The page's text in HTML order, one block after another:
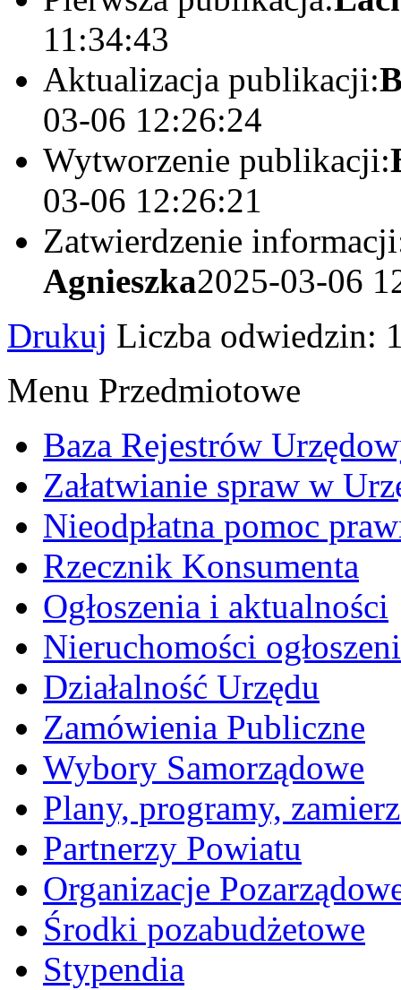
11:34:43
Aktualizacja publikacji:
03-06 12:26:24
Wytworzenie publikacji:
03-06 12:26:21
Zatwierdzenie
Agnieszka2025-03-06
Drukuj Liczba odwiedzin:
Menu Przedmiotowe
Baza Rejestrów
Załatwianie spraw w
Nieodpłatna pomoc
Rzecznik Konsumenta
Ogłoszenia i aktualności
Nieruchomości
Działalność Urzędu
Zamówienia Publiczne
Wybory Samorządowe
Plany, programy,
Partnerzy Powiatu
Organizacje
Środki pozabudżetowe
Stypendia